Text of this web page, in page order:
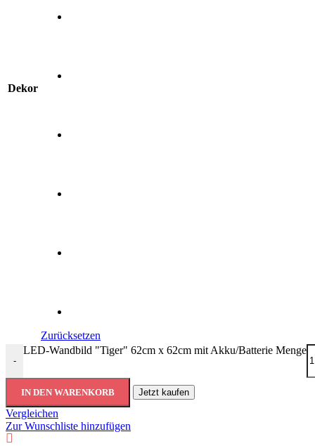
Dekor
Zurücksetzen
-
LED-Wandbild "Tiger" 62cm x 62cm mit Akku/Batterie Menge
IN DEN WARENKORB Jetzt kaufen
Vergleichen
Zur Wunschliste hinzufügen